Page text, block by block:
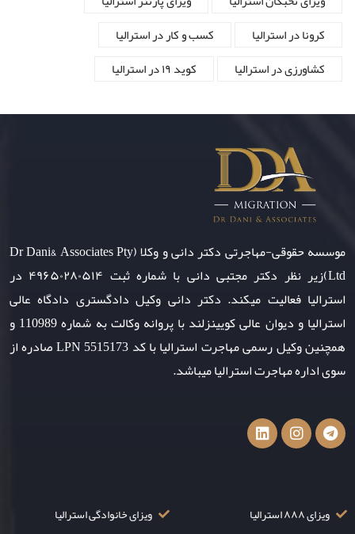
کرونا در استرالیا
کسب و کار در استرالیا
کشاورزی در استرالیا
کوید ۱۹ در استرالیا
موسسه حقوقی-مهاجرتی دکتر دانی و وکلا (Dr Dani& Associates Pty
Ltd)زیر نظر دکتر مجتبی دانی با شماره ثبت ۴۹۶۵۰۲۸۰۵۱۴ در
استرالیا فعالیت میکند. دکتر دانی وکیل دادگستری دادگاه عالی
استرالیا و دیوان عالی کویینزلند با پروانه وکالت به شماره 110989 و
همچنین وکیل رسمی مهاجرت استرالیا با کد LPN 5515173 صادره از
سوی اداره مهاجرت استرالیا میباشد.
ویزای ۸۸۸ استرالیا
ویزای خانوادگی استرالیا